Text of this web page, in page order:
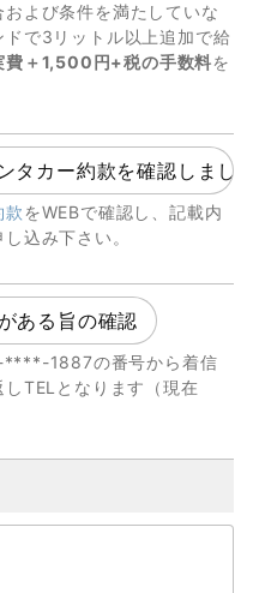
よび条件を満たしていな
で3リットル以上追加で給
費＋1,500円+税の手数料を
タカー約款を確認しまし
款をWEBで確認し、記載内
込み下さい。
ある旨の確認
1887の番号から着信
TELとなります（現在